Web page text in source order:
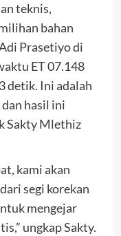
teknis,
bahan
Prasetiyo di
ET 07.148
detik. Ini adalah
hasil ini
Sakty Mlethiz
kami akan
segi korekan
mengejar
ungkap Sakty.